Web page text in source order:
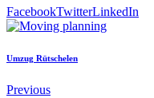
FacebookTwitterLinkedIn
Umzug Rütschelen
Previous